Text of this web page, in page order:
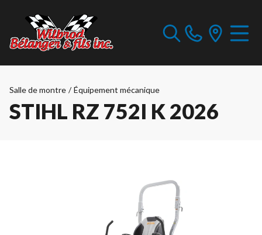
Salle de montre / Équipement mécanique
STIHL RZ 752I K 2026